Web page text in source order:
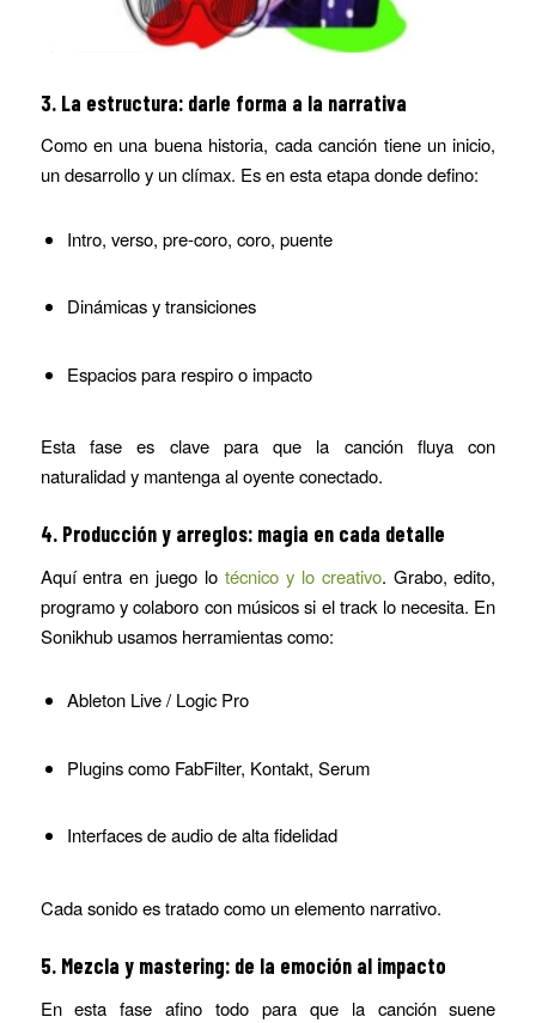
3. La estructura: darle forma a la narrativa
Como en una buena historia, cada canción tiene un inicio,
un desarrollo y un clímax. Es en esta etapa donde defino:
Intro, verso, pre-coro, coro, puente
Dinámicas y transiciones
Espacios para respiro o impacto
Esta fase es clave para que la canción fluya con
naturalidad y mantenga al oyente conectado.
4. Producción y arreglos: magia en cada detalle
Aquí entra en juego lo técnico y lo creativo. Grabo, edito,
programo y colaboro con músicos si el track lo necesita. En
Sonikhub usamos herramientas como:
Ableton Live / Logic Pro
Plugins como FabFilter, Kontakt, Serum
Interfaces de audio de alta fidelidad
Cada sonido es tratado como un elemento narrativo.
5. Mezcla y mastering: de la emoción al impacto
En esta fase afino todo para que la canción suene